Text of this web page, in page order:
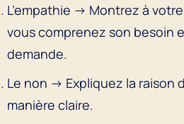
L’empathie → Montrez à
vous comprenez son besoin
demande.
Le non → Expliquez la raison
manière claire.